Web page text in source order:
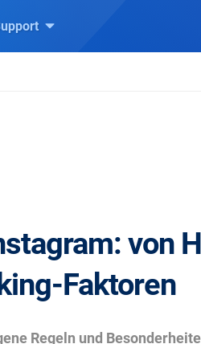
von
Faktoren
Regeln und